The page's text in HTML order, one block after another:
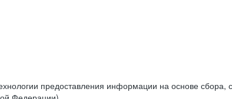
предоставления информации на основе сбора,